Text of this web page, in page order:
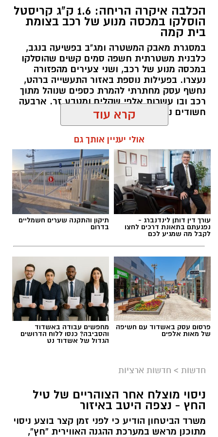
הכלבה איקרה הריחה: 1.6 ק"ג קריסטל
הוסלקו במכסה מנוע של רכב בצומת
בית קמה
במסגרת מאבק המשטרה ומג"ב בפשיעה בנגב,
כלבנית משטרתית חשפה סמים קשים שהוסלקו
במכסה מנוע של רכב, ושני צעירים מהפזורה
נעצרו. בפעילות נוספת באזור התעשייה ברהט,
נחשף עסק מחתרתי להמרת כספים שנוהל מתוך
רכב ובו עשרות אלפי שקלים ומטבע זר. ארבעה
חשודים נעצרו בסך הכל.
רותם שרון / 17:00 06.08.26
תגים: משטרה
קרדיט: משטרת ישראל
שוטרי המחוז הדרומי ולוחמי המשמר הלאומי של
קרא עוד
אולי יעניין אותך גם
עורך דין דותן לינדנברג -
נפגעתם בתאונת דרכים לחצו
לקבל מה שמגיע לכם
תיקון והתקנה שערים חשמליים
בדרום
פרסום עסק באשדוד עם חשיפה
של מאות אלפים
מחפשים עבודה באשדוד
והסביבה? כנסו ללוח הדרושים
הגדול של אשדוד נט
חדשות > חדשות ארציות
ניסוי מוצלח אחר הצוהריים של טיל
החץ - נצפה היטב באיזור
משרד הביטחון הודיע כי לפני זמן קצר בוצע ניסוי
מתוכנן מראש במערכת ההגנה האווירית “חץ”,